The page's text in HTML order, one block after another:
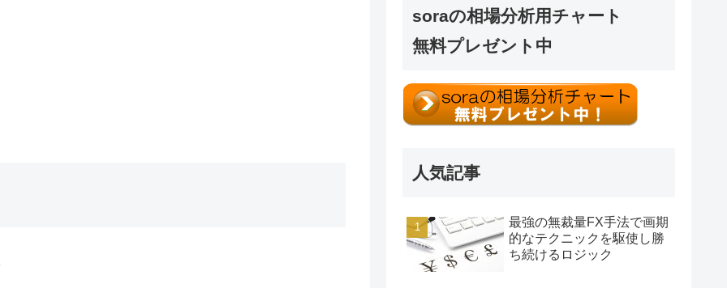
soraの相場分析用チャート
無料プレゼント中
人気記事
最強の無裁量FX手法で画期
的なテクニックを駆使し勝
ち続けるロジック